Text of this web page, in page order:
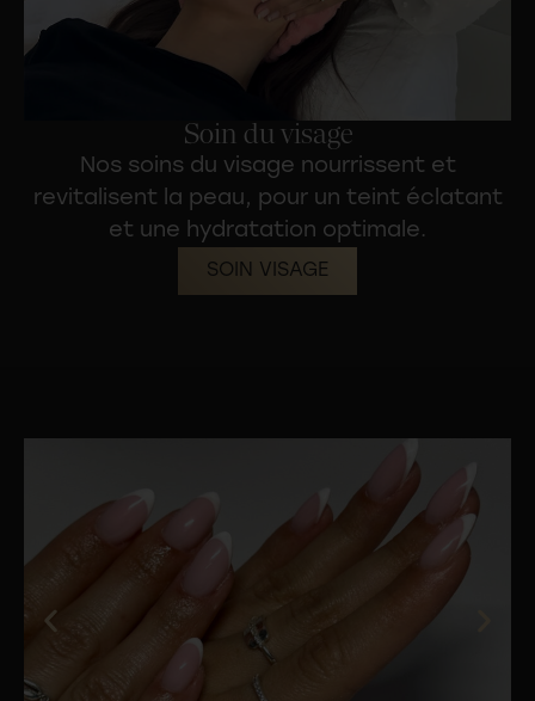
Soin du visage
Nos soins du visage nourrissent et
revitalisent la peau, pour un teint éclatant
et une hydratation optimale.
SOIN VISAGE